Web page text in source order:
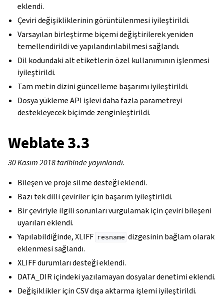
eklendi.
Çeviri değişikliklerinin görüntülenmesi iyileştirildi.
Varsayılan birleştirme biçemi değiştirilerek yeniden
temellendirildi ve yapılandırılabilmesi sağlandı.
Dil kodundaki alt etiketlerin özel kullanımının işlenmesi
iyileştirildi.
Tam metin dizini güncelleme başarımı iyileştirildi.
Dosya yükleme API işlevi daha fazla parametreyi
destekleyecek biçimde zenginleştirildi.
Weblate 3.3
30 Kasım 2018 tarihinde yayınlandı.
Bileşen ve proje silme desteği eklendi.
Bazı tek dilli çeviriler için başarım iyileştirildi.
Bir çeviriyle ilgili sorunları vurgulamak için çeviri bileşeni
uyarıları eklendi.
Yapılabildiğinde, XLIFF resname dizgesinin bağlam olarak
eklenmesi sağlandı.
XLIFF durumları desteği eklendi.
DATA_DIR içindeki yazılamayan dosyalar denetimi eklendi.
Değişiklikler için CSV dışa aktarma işlemi iyileştirildi.